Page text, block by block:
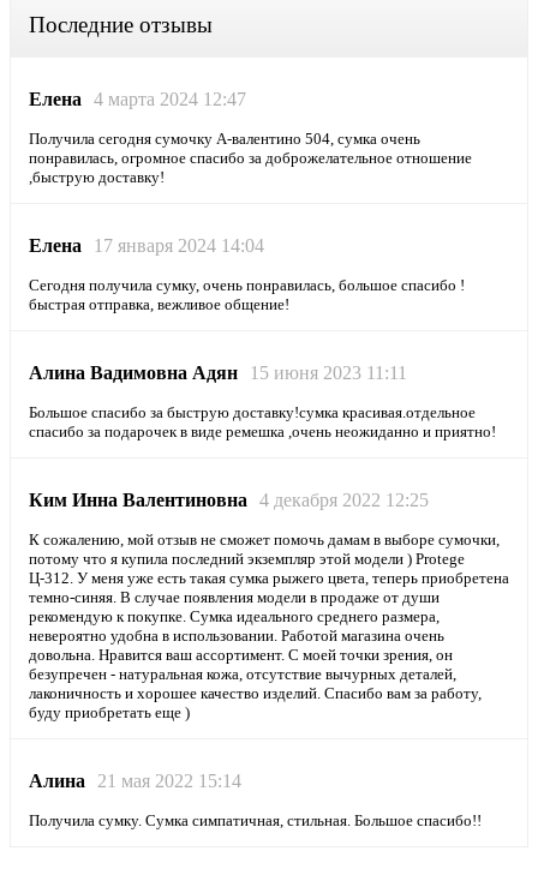
Последние отзывы
Елена 4 марта 2024 12:47
Получила сегодня сумочку А-валентино 504, сумка очень
понравилась, огромное спасибо за доброжелательное отношение
,быструю доставку!
Елена 17 января 2024 14:04
Сегодня получила сумку, очень понравилась, большое спасибо !
быстрая отправка, вежливое общение!
Алина Вадимовна Адян 15 июня 2023 11:11
Большое спасибо за быструю доставку!сумка красивая.отдельное
спасибо за подарочек в виде ремешка ,очень неожиданно и приятно!
Ким Инна Валентиновна 4 декабря 2022 12:25
К сожалению, мой отзыв не сможет помочь дамам в выборе сумочки,
потому что я купила последний экземпляр этой модели ) Protege
Ц-312. У меня уже есть такая сумка рыжего цвета, теперь приобретена
темно-синяя. В случае появления модели в продаже от души
рекомендую к покупке. Сумка идеального среднего размера,
невероятно удобна в использовании. Работой магазина очень
довольна. Нравится ваш ассортимент. С моей точки зрения, он
безупречен - натуральная кожа, отсутствие вычурных деталей,
лаконичность и хорошее качество изделий. Спасибо вам за работу,
буду приобретать еще )
Алина 21 мая 2022 15:14
Получила сумку. Сумка симпатичная, стильная. Большое спасибо!!